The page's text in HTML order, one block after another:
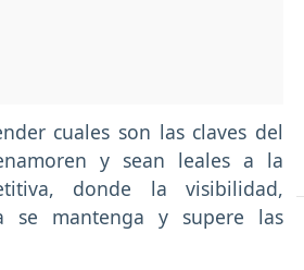
cuales son las claves del
y sean leales a la
donde la visibilidad,
se mantenga y supere las